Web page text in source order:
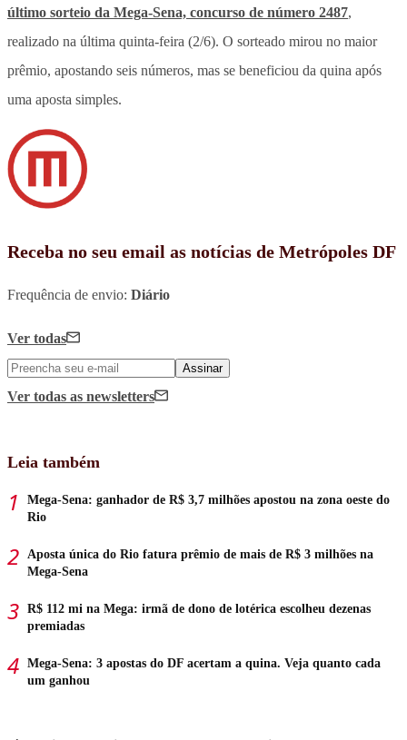
último sorteio da Mega-Sena, concurso de número 2487,
realizado na última quinta-feira (2/6). O sorteado mirou no maior
prêmio, apostando seis números, mas se beneficiou da quina após
uma aposta simples.
Receba no seu email as notícias de Metrópoles DF
Frequência de envio: Diário
Ver todas
Assinar
Ver todas as newsletters
Leia também
Mega-Sena: ganhador de R$ 3,7 milhões apostou na zona oeste do
Rio
Aposta única do Rio fatura prêmio de mais de R$ 3 milhões na
Mega-Sena
R$ 112 mi na Mega: irmã de dono de lotérica escolheu dezenas
premiadas
Mega-Sena: 3 apostas do DF acertam a quina. Veja quanto cada
um ganhou